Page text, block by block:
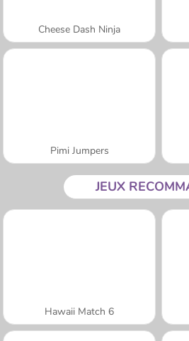
Cheese Dash Ninja
Pimi Jumpers
JEUX
Hawaii Match 6